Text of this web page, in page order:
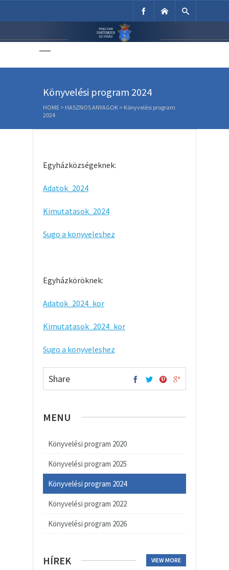
Unitárius Egyház
Könyvelési program 2024
HOME > HASZNOS ANYAGOK > Könyvelési program
2024
Egyházközségeknek:
Adatok_2024
Kimutatasok_2024
Sugo a konyveleshez
Egyházköröknek:
Adatok_2024_kor
Kimutatasok_2024_kor
Sugo a konyveleshez
Share
MENU
Könyvelési program 2020
Könyvelési program 2025
Könyvelési program 2024
Könyvelési program 2022
Könyvelési program 2026
HÍREK VIEW MORE